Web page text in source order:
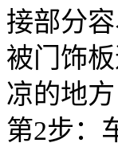
接部分
被门饰
凉的地
第2步：